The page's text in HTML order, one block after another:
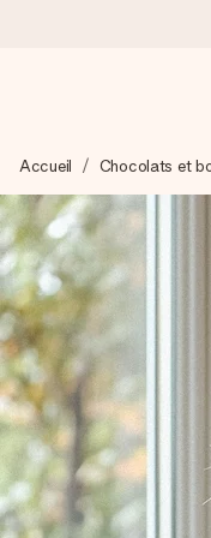
Nous préparons
4,9 (sur la base
Nos cadeaux sont
Carte de vœux
Créez quelque
Accueil Chocolats et